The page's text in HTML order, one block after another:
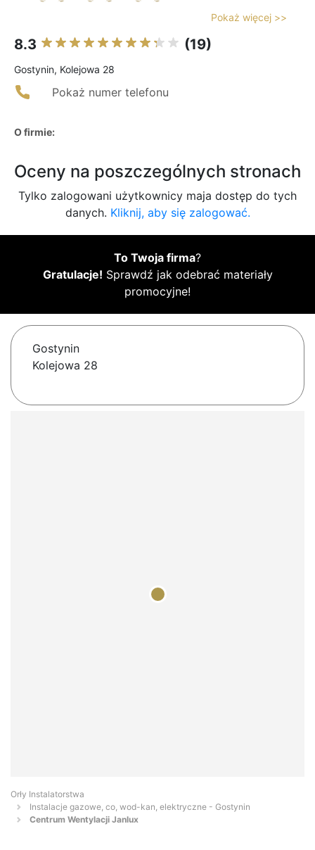
Pokaż więcej >>
8.3 (19)
Gostynin, Kolejowa 28
Pokaż numer telefonu
O firmie:
Oceny na poszczególnych stronach
Tylko zalogowani użytkownicy maja dostęp do tych
danych. Kliknij, aby się zalogować.
To Twoja firma?
Gratulacje! Sprawdź jak odebrać materiały
promocyjne!
Gostynin
Kolejowa 28
Orły Instalatorstwa
Instalacje gazowe, co, wod-kan, elektryczne - Gostynin
Centrum Wentylacji Janlux